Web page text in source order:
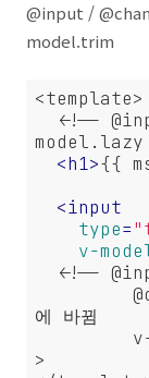
@input /
model.trim
<template>
<h1>{{
<input
type=
v-
에 바뀜
>